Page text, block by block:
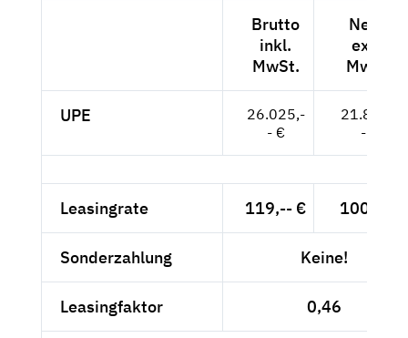
Brutto
inkl.
MwSt.
Netto
exkl.
MwSt.
UPE
26.025,-
- €
21.870,-
- €
Leasingrate 119,-- € 100,-- €
Sonderzahlung Keine!
Leasingfaktor 0,46